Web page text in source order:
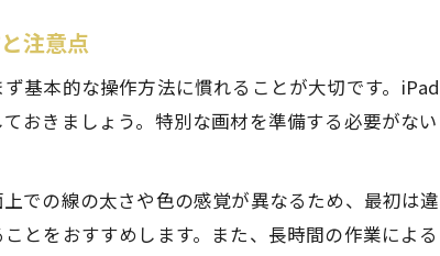
正しいスケッチ書き方と生物観察のポイント
デジタル絵画を利用したスケッチ描写の基本
生物スケッチで初心者が意識すべき描き方
生物の特徴を表現するデジタル絵画のコツ
鉛筆とデジタルの違いを活かした描写練習
注意点
基本的な操作方法に慣れることが大切です。
おきましょう。特別な画材を準備する必要がな
での線の太さや色の感覚が異なるため、最初は
とをおすすめします。また、長時間の作業によ